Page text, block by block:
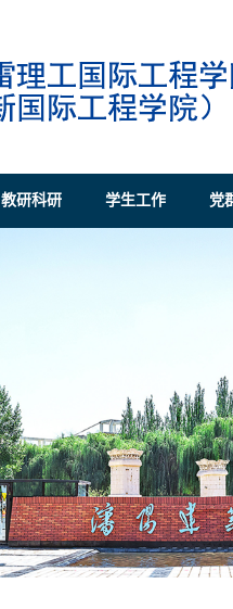
教研科研 学生工作 党